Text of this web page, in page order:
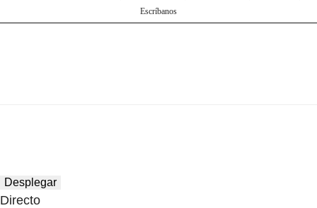
Escríbanos
Desplegar
Directo